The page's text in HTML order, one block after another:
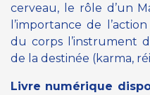
cerveau, le rôle d’un
l’importance de
du corps l’instrument
de la destinée (karma,
Livre numérique